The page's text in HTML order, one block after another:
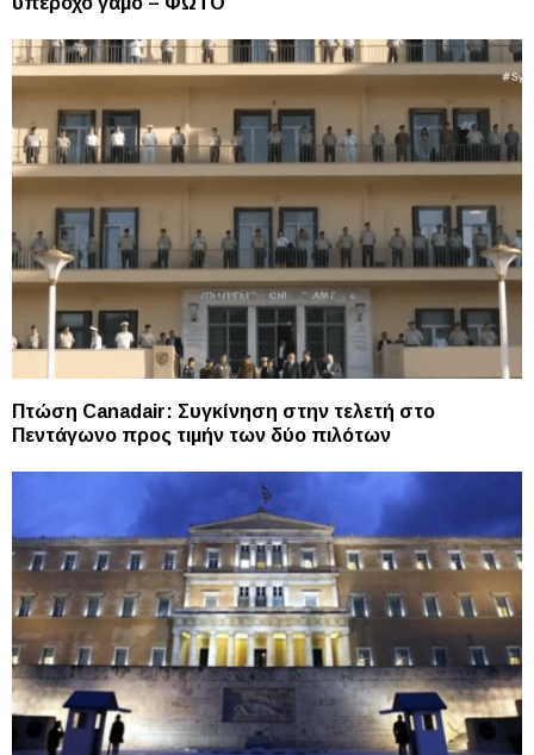
Πτώση Canadair: Συγκίνηση στην τελετή στο
Πεντάγωνο προς τιμήν των δύο πιλότων